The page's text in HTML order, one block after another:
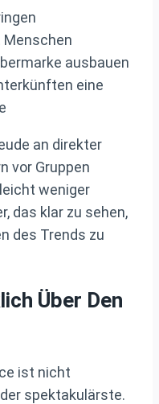
ausbauen
eine
an direkter
vor Gruppen
weniger
das klar zu sehen,
des Trends zu
Über Den
ist nicht
spektakulärste.